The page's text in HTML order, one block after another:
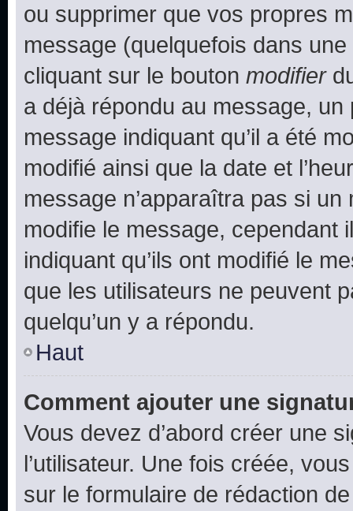
ou supprimer que vos propres
message (quelquefois dans
cliquant sur le bouton modifier
a déjà répondu au message, un
message indiquant qu’il a été
modifié ainsi que la date et
message n’apparaîtra pas si
modifie le message, cependant
indiquant qu’ils ont modifié le
que les utilisateurs ne peuvent
quelqu’un y a répondu.
Haut
Comment ajouter une
Vous devez d’abord créer une
l’utilisateur. Une fois créée,
sur le formulaire de rédaction